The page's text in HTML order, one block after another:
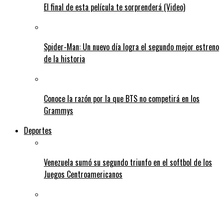
El final de esta película te sorprenderá (Video)
Spider-Man: Un nuevo día logra el segundo mejor estreno
de la historia
Conoce la razón por la que BTS no competirá en los
Grammys
Deportes
Venezuela sumó su segundo triunfo en el softbol de los
Juegos Centroamericanos